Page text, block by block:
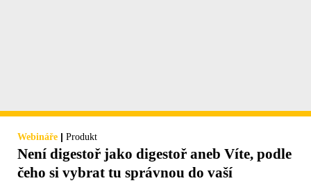
Webináře | Produkt
Není digestoř jako digestoř aneb Víte, podle
čeho si vybrat tu správnou do vaší